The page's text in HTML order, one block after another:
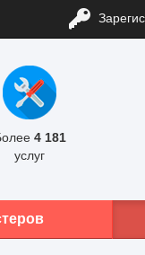
4 181
услуг